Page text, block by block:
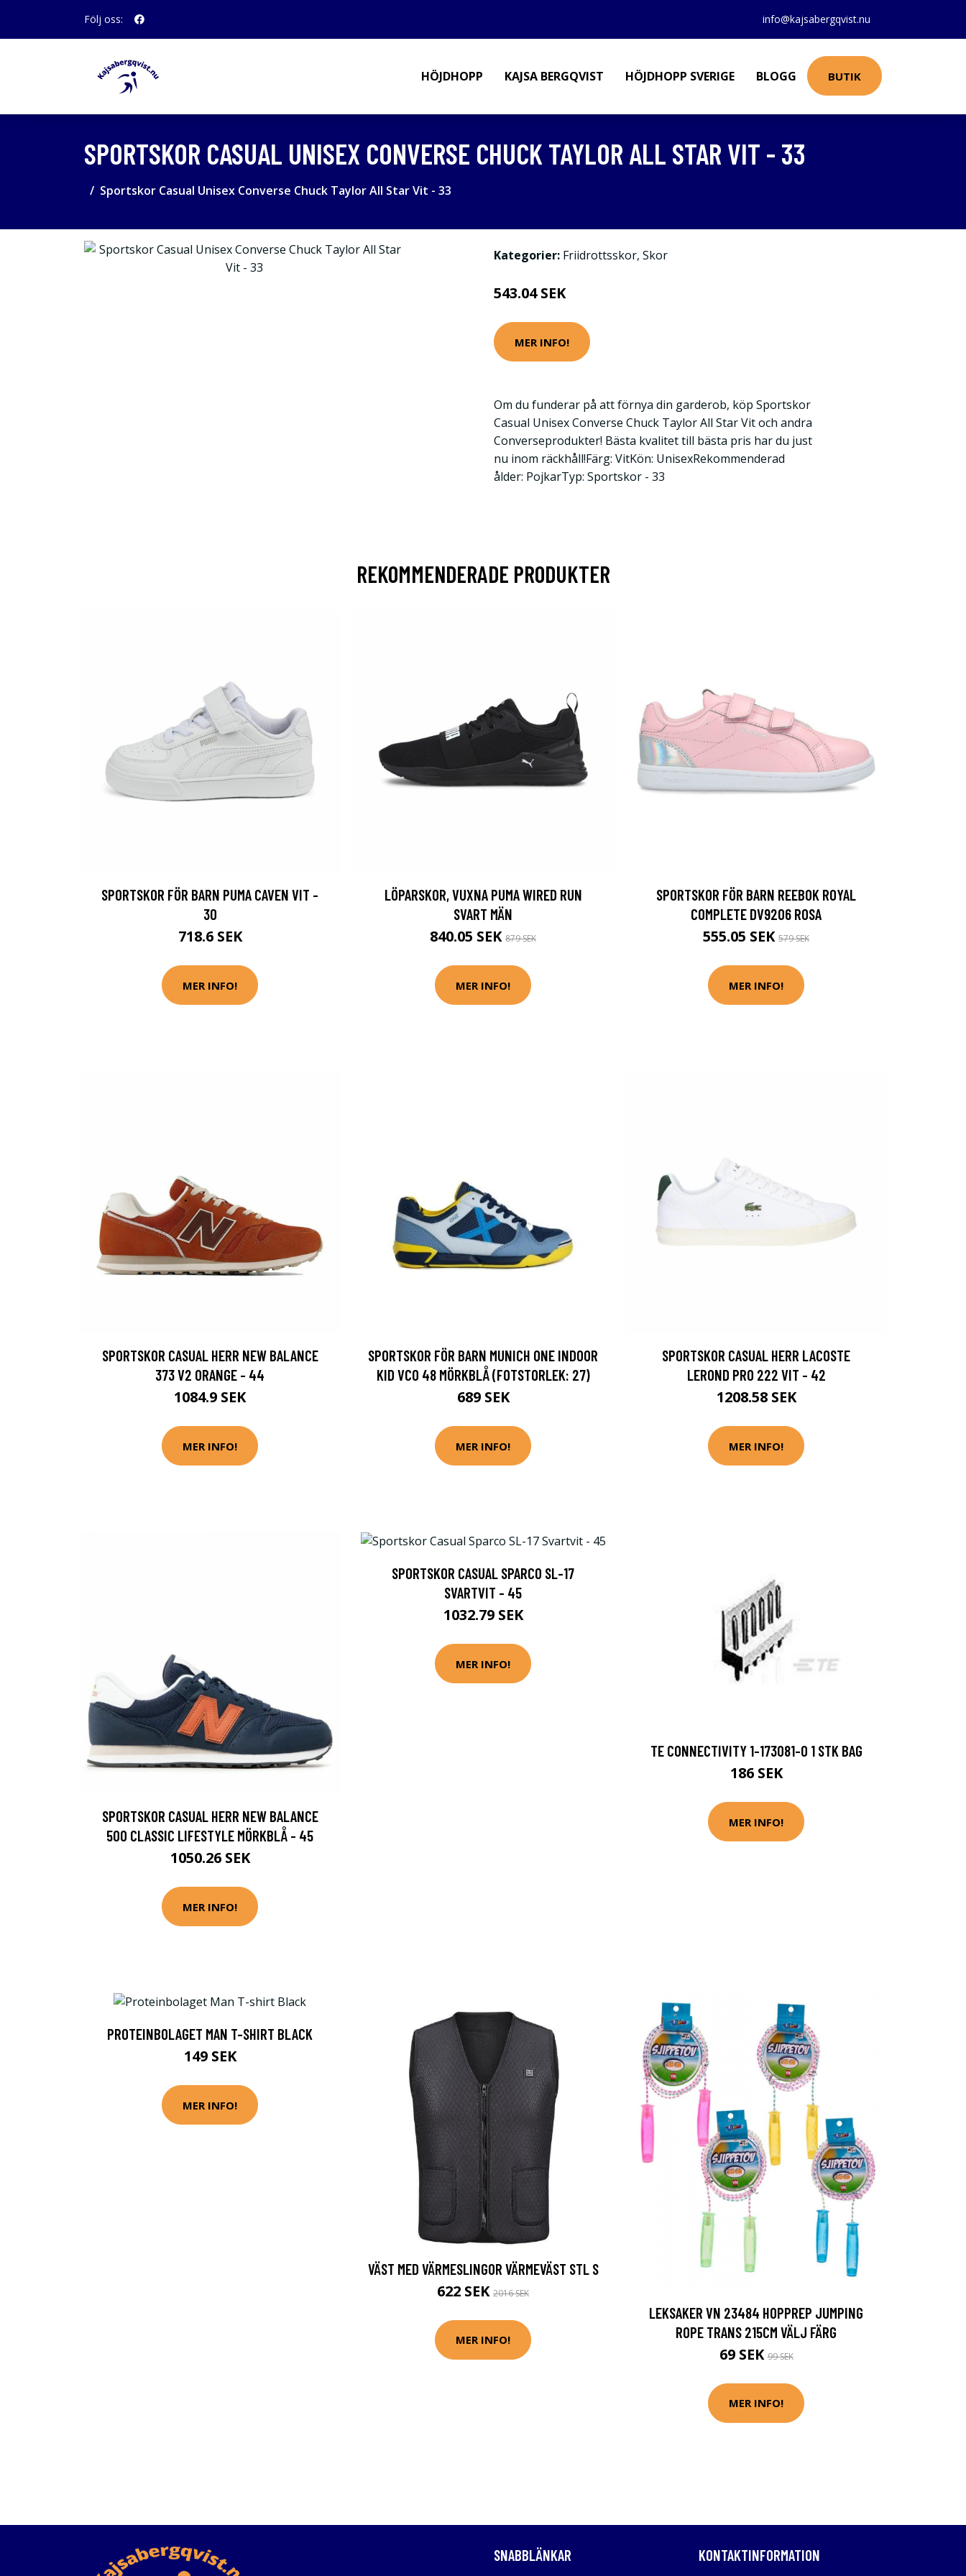
Följ oss: info@kajsabergqvist.nu
HÖJDHOPP KAJSA BERGQVIST HÖJDHOPP SVERIGE BLOGG BUTIK
SPORTSKOR CASUAL UNISEX CONVERSE CHUCK TAYLOR ALL STAR VIT - 33
Sportskor Casual Unisex Converse Chuck Taylor All Star Vit - 33
Kategorier: Friidrottsskor, Skor
543.04 SEK
MER INFO!
Om du funderar på att förnya din garderob, köp Sportskor
Casual Unisex Converse Chuck Taylor All Star Vit och andra
Converseprodukter! Bästa kvalitet till bästa pris har du just
nu inom räckhåll!Färg: VitKön: UnisexRekommenderad
ålder: PojkarTyp: Sportskor - 33
REKOMMENDERADE PRODUKTER
SPORTSKOR FÖR BARN PUMA CAVEN VIT -
30
718.6 SEK
MER INFO!
LÖPARSKOR, VUXNA PUMA WIRED RUN
SVART MÄN
840.05 SEK 879 SEK
MER INFO!
SPORTSKOR FÖR BARN REEBOK ROYAL
COMPLETE DV9206 ROSA
555.05 SEK 579 SEK
MER INFO!
SPORTSKOR CASUAL HERR NEW BALANCE
373 V2 ORANGE - 44
1084.9 SEK
MER INFO!
SPORTSKOR FÖR BARN MUNICH ONE INDOOR
KID VCO 48 MÖRKBLÅ (FOTSTORLEK: 27)
689 SEK
MER INFO!
SPORTSKOR CASUAL HERR LACOSTE
LEROND PRO 222 VIT - 42
1208.58 SEK
MER INFO!
SPORTSKOR CASUAL HERR NEW BALANCE
500 CLASSIC LIFESTYLE MÖRKBLÅ - 45
1050.26 SEK
MER INFO!
SPORTSKOR CASUAL SPARCO SL-17
SVARTVIT - 45
1032.79 SEK
MER INFO!
TE CONNECTIVITY 1-173081-0 1 STK BAG
186 SEK
MER INFO!
PROTEINBOLAGET MAN T-SHIRT BLACK
149 SEK
MER INFO!
VÄST MED VÄRMESLINGOR VÄRMEVÄST STL S
622 SEK 2016 SEK
MER INFO!
LEKSAKER VN 23484 HOPPREP JUMPING
ROPE TRANS 215CM VÄLJ FÄRG
69 SEK99 SEK
MER INFO!
SNABBLÄNKAR KONTAKTINFORMATION